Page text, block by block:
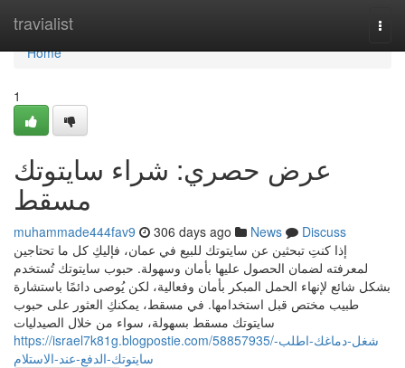
travialist
Home
Home
1
عرض حصري: شراء سايتوتك
مسقط
muhammade444fav9 306 days ago News
Discuss
إذا كنتِ تبحثين عن سايتوتك للبيع في عمان، فإليكِ كل ما تحتاجين
لمعرفته لضمان الحصول عليها بأمان وسهولة. حبوب سايتوتك تُستخدم
بشكل شائع لإنهاء الحمل المبكر بأمان وفعالية، لكن يُوصى دائمًا باستشارة
طبيب مختص قبل استخدامها. في مسقط، يمكنكِ العثور على حبوب
سايتوتك مسقط بسهولة، سواء من خلال الصيدليات
https://israel7k81g.blogpostie.com/58857935/شغل-دماغك-اطلب-
سايتوتك-الدفع-عند-الاستلام